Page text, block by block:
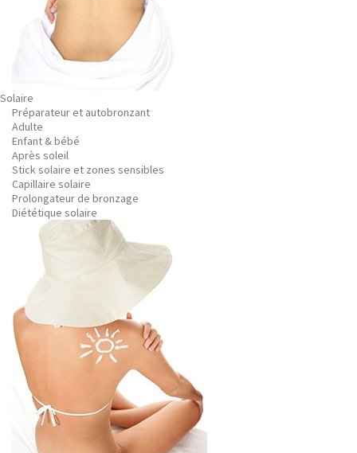
Solaire
Préparateur et autobronzant
Adulte
Enfant & bébé
Après soleil
Stick solaire et zones sensibles
Capillaire solaire
Prolongateur de bronzage
Diététique solaire